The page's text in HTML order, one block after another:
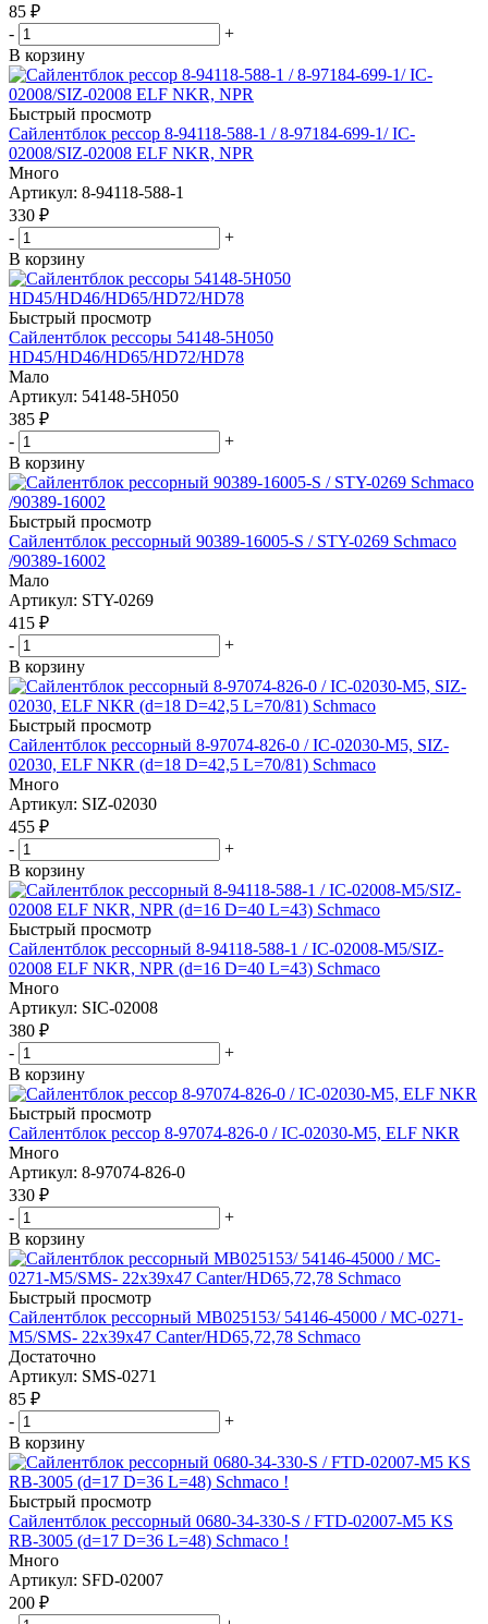
85 ₽
-
+
В корзину
Быстрый просмотр
Сайлентблок рессор 8-94118-588-1 / 8-97184-699-1/ IC-
02008/SIZ-02008 ELF NKR, NPR
Много
Артикул: 8-94118-588-1
330 ₽
-
+
В корзину
Быстрый просмотр
Сайлентблок рессоры 54148-5H050
HD45/HD46/HD65/HD72/HD78
Мало
Артикул: 54148-5H050
385 ₽
-
+
В корзину
Быстрый просмотр
Сайлентблок рессорный 90389-16005-S / STY-0269 Schmaco
/90389-16002
Мало
Артикул: STY-0269
415 ₽
-
+
В корзину
Быстрый просмотр
Сайлентблок рессорный 8-97074-826-0 / IC-02030-M5, SIZ-
02030, ELF NKR (d=18 D=42,5 L=70/81) Schmaco
Много
Артикул: SIZ-02030
455 ₽
-
+
В корзину
Быстрый просмотр
Сайлентблок рессорный 8-94118-588-1 / IC-02008-M5/SIZ-
02008 ELF NKR, NPR (d=16 D=40 L=43) Schmaco
Много
Артикул: SIC-02008
380 ₽
-
+
В корзину
Быстрый просмотр
Сайлентблок рессор 8-97074-826-0 / IC-02030-M5, ELF NKR
Много
Артикул: 8-97074-826-0
330 ₽
-
+
В корзину
Быстрый просмотр
Сайлентблок рессорный MB025153/ 54146-45000 / MC-0271-
M5/SMS- 22х39х47 Canter/HD65,72,78 Schmaco
Достаточно
Артикул: SMS-0271
85 ₽
-
+
В корзину
Быстрый просмотр
Сайлентблок рессорный 0680-34-330-S / FTD-02007-M5 KS
RB-3005 (d=17 D=36 L=48) Schmaco !
Много
Артикул: SFD-02007
200 ₽